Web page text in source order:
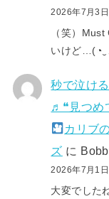
2026年7月3日
（笑）
いけど
秒で泣け
♬❝見つめ
カリブ
ズ に
2026年7月1日
大変でした